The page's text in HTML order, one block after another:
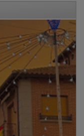
los conciertos
con
Es sólo un